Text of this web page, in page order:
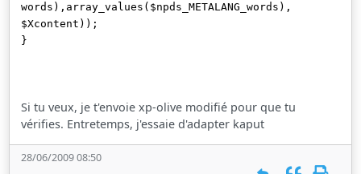
words),array_values($npds_METALANG_words),
$Xcontent));
}
Si tu veux, je t'envoie xp-olive modifié pour que tu
vérifies. Entretemps, j'essaie d'adapter kaput
28/06/2009 08:50